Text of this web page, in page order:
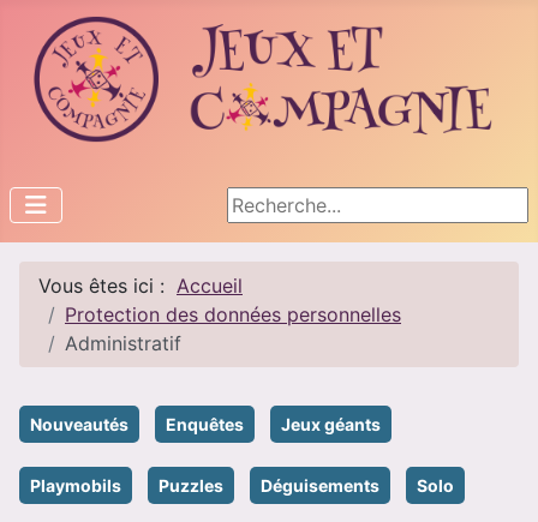
Rechercher
Vous êtes ici : Accueil
Protection des données personnelles
Administratif
Nouveautés Enquêtes Jeux géants
Playmobils Puzzles Déguisements Solo